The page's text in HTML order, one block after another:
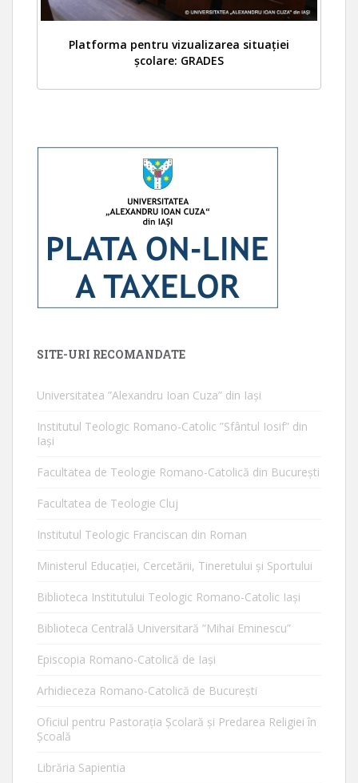
Platforma pentru vizualizarea situației
școlare: GRADES
SITE-URI RECOMANDATE
Universitatea ”Alexandru Ioan Cuza” din Iaşi
Institutul Teologic Romano-Catolic ”Sfântul Iosif” din
Iaşi
Facultatea de Teologie Romano-Catolică din Bucureşti
Facultatea de Teologie Cluj
Institutul Teologic Franciscan din Roman
Ministerul Educaţiei, Cercetării, Tineretului şi Sportului
Biblioteca Institutului Teologic Romano-Catolic Iaşi
Biblioteca Centrală Universitară ”Mihai Eminescu”
Episcopia Romano-Catolică de Iaşi
Arhidieceza Romano-Catolică de Bucureşti
Oficiul pentru Pastorația Școlară și Predarea Religiei în
Școală
Librăria Sapientia